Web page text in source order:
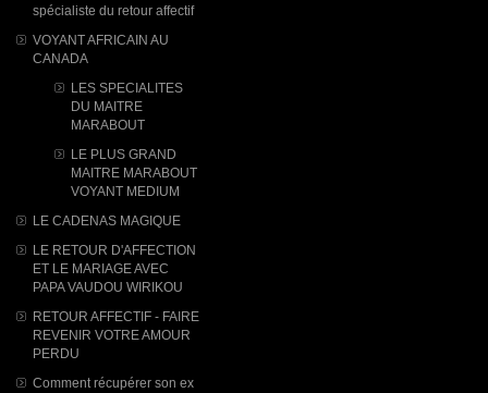
spécialiste du retour affectif
VOYANT AFRICAIN AU
CANADA
LES SPECIALITES
DU MAITRE
MARABOUT
LE PLUS GRAND
MAITRE MARABOUT
VOYANT MEDIUM
LE CADENAS MAGIQUE
LE RETOUR D'AFFECTION
ET LE MARIAGE AVEC
PAPA VAUDOU WIRIKOU
RETOUR AFFECTIF - FAIRE
REVENIR VOTRE AMOUR
PERDU
Comment récupérer son ex